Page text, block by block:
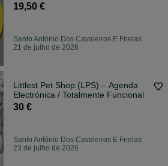
19,50 €
Santo António Dos Cavaleiros E Frielas
21 de julho de 2026
Littlest Pet Shop (LPS) – Agenda
Electrónica / Totalmente Funcional
30 €
Santo António Dos Cavaleiros E Frielas
23 de julho de 2026